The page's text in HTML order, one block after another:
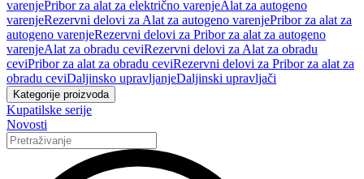
varenjePribor za alat za električno varenjeAlat za autogeno
varenjeRezervni delovi za Alat za autogeno varenjePribor za alat za
autogeno varenjeRezervni delovi za Pribor za alat za autogeno
varenjeAlat za obradu ceviRezervni delovi za Alat za obradu
ceviPribor za alat za obradu ceviRezervni delovi za Pribor za alat za
obradu ceviDaljinsko upravljanjeDaljinski upravljači
Kategorije proizvoda
Kupatilske serije
Novosti